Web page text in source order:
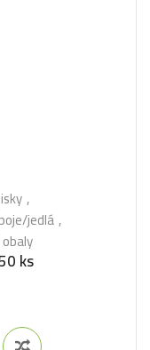
jedlá
ks